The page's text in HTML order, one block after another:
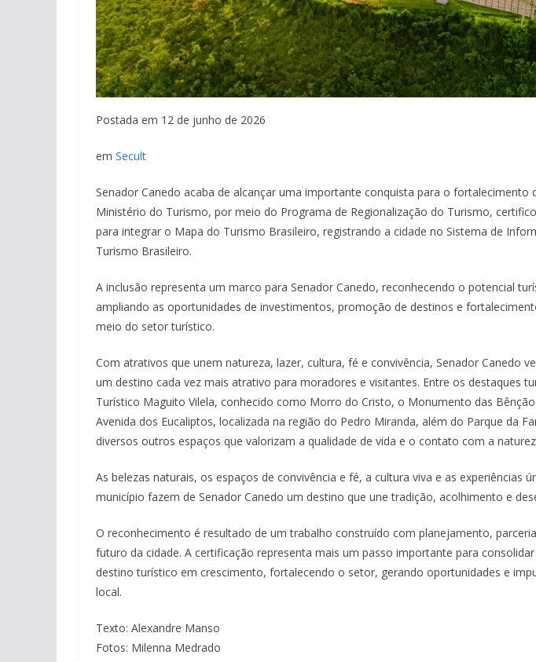
Postada em 12 de junho de 2026
em Secult
Senador Canedo acaba de alcançar uma importante conquista para o fortalecimento
Ministério do Turismo, por meio do Programa de Regionalização do Turismo,
para integrar o Mapa do Turismo Brasileiro, registrando a cidade no Sistema de
Turismo Brasileiro.
A inclusão representa um marco para Senador Canedo, reconhecendo o potencial
ampliando as oportunidades de investimentos, promoção de destinos e
meio do setor turístico.
Com atrativos que unem natureza, lazer, cultura, fé e convivência, Senador Canedo
um destino cada vez mais atrativo para moradores e visitantes. Entre os destaques
Turístico Maguito Vilela, conhecido como Morro do Cristo, o Monumento das
Avenida dos Eucaliptos, localizada na região do Pedro Miranda, além do Parque da
diversos outros espaços que valorizam a qualidade de vida e o contato com a
As belezas naturais, os espaços de convivência e fé, a cultura viva e as experiências
município fazem de Senador Canedo um destino que une tradição, acolhimento e
O reconhecimento é resultado de um trabalho construído com planejamento,
futuro da cidade. A certificação representa mais um passo importante para
destino turístico em crescimento, fortalecendo o setor, gerando oportunidades e
local.
Texto: Alexandre Manso
Fotos: Milenna Medrado